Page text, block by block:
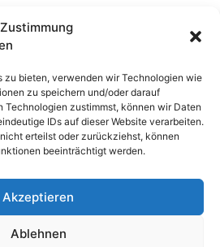
zu bieten, verwenden wir Technologien wie
zu speichern und/oder darauf
Technologien zustimmst, können wir Daten
IDs auf dieser Website verarbeiten.
erteilst oder zurückziehst, können
beeinträchtigt werden.
Akzeptieren
Ablehnen
gelesen und aktzeptiert
ABSCHICKEN ⟶